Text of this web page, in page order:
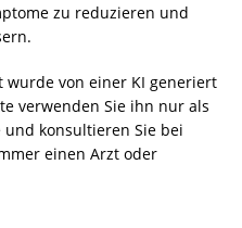
zu reduzieren und
wurde von einer KI generiert
verwenden Sie ihn nur als
konsultieren Sie bei
einen Arzt oder